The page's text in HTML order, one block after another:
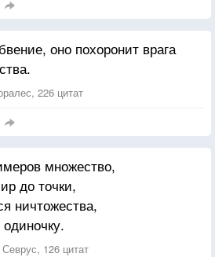
оно похоронит врага
226 цитат
множество,
до точки,
ничтожества,
126 цитат